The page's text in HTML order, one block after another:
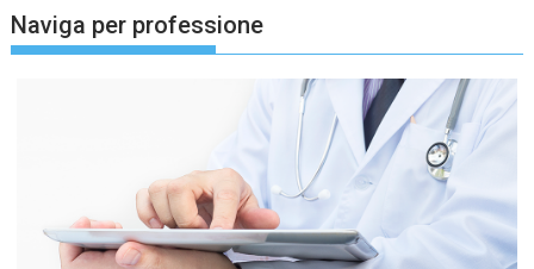
Naviga per professione